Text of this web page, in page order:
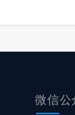
微信公